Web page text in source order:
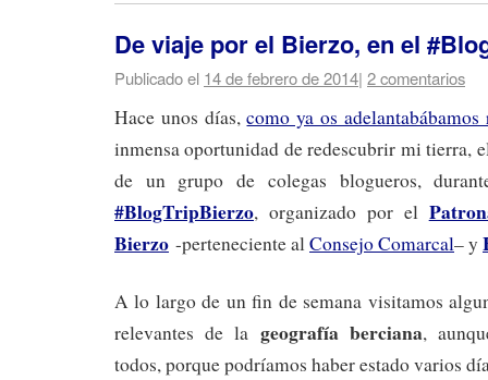
De viaje por el Bierzo, en el
Publicado el 14 de febrero de 2014| 2 comentarios
Hace unos días,como ya os adelantabábamos
inmensa oportunidad de redescubrir mi tierra,
de un grupo de colegas blogueros,
#BlogTripBierzo, organizado por el
Bierzo -perteneciente alConsejo Comarcal– y
A lo largo de un fin de semana visitamos
relevantes de la geografía berciana,
todos, porque podríamos haber estado varios